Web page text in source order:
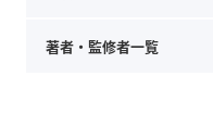
著者・監修者一覧